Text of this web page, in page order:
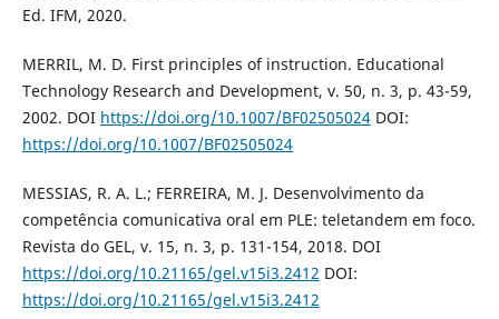
Ed. IFM, 2020.
MERRIL, M. D. First principles of instruction. Educational
Technology Research and Development, v. 50, n. 3, p. 43-59,
2002. DOI https://doi.org/10.1007/BF02505024DOI:
https://doi.org/10.1007/BF02505024
MESSIAS, R. A. L.; FERREIRA, M. J. Desenvolvimento da
competência comunicativa oral em PLE: teletandem em foco.
Revista do GEL, v. 15, n. 3, p. 131-154, 2018. DOI
https://doi.org/10.21165/gel.v15i3.2412 DOI:
https://doi.org/10.21165/gel.v15i3.2412